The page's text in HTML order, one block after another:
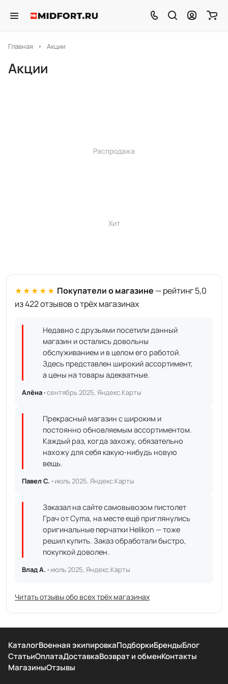
Главная Акции
Акции
Распродажа
Хит
★★★★★ Покупатели о магазине — рейтинг 5,0
из 422 отзывов о трёх магазинах
Недавно с друзьями посетили данный
магазин и остались довольны
обслуживанием и в целом его работой.
Здесь представлен широкий ассортимент,
а цены на товары адекватные.
Алёна ·сентябрь 2025, Яндекс.Карты
Прекрасный магазин с широким и
постоянно обновляемым ассортиментом.
Каждый раз, когда захожу, обязательно
нахожу для себя какую-нибудь новую
вещь.
Павел С. · июль 2025, Яндекс.Карты
Заказал на сайте самовывозом пистолет
Грач от Cyma, на месте ещё приглянулись
оригинальные перчатки Helikon — тоже
решил купить. Заказ обработали быстро,
покупкой доволен.
Влад А. · июль 2025, Яндекс.Карты
Читать отзывы обо всех трёх магазинах
КаталогВоенная экипировкаПодборкиБрендыБлог
СтатьиОплатаДоставкаВозврат и обменКонтакты
МагазиныОтзывы